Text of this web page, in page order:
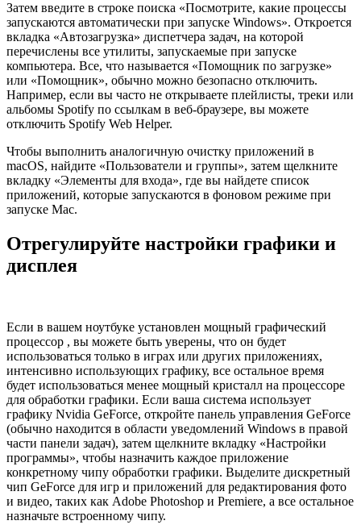
Затем введите в строке поиска «Посмотрите, какие процессы
запускаются автоматически при запуске Windows». Откроется
вкладка «Автозагрузка» диспетчера задач, на которой
перечислены все утилиты, запускаемые при запуске
компьютера. Все, что называется «Помощник по загрузке»
или «Помощник», обычно можно безопасно отключить.
Например, если вы часто не открываете плейлисты, треки или
альбомы Spotify по ссылкам в веб-браузере, вы можете
отключить Spotify Web Helper.
Чтобы выполнить аналогичную очистку приложений в
macOS, найдите «Пользователи и группы», затем щелкните
вкладку «Элементы для входа», где вы найдете список
приложений, которые запускаются в фоновом режиме при
запуске Mac.
Отрегулируйте настройки графики и
дисплея
Если в вашем ноутбуке установлен мощный графический
процессор , вы можете быть уверены, что он будет
использоваться только в играх или других приложениях,
интенсивно использующих графику, все остальное время
будет использоваться менее мощный кристалл на процессоре
для обработки графики. Если ваша система использует
графику Nvidia GeForce, откройте панель управления GeForce
(обычно находится в области уведомлений Windows в правой
части панели задач), затем щелкните вкладку «Настройки
программы», чтобы назначить каждое приложение
конкретному чипу обработки графики. Выделите дискретный
чип GeForce для игр и приложений для редактирования фото
и видео, таких как Adobe Photoshop и Premiere, а все остальное
назначьте встроенному чипу.